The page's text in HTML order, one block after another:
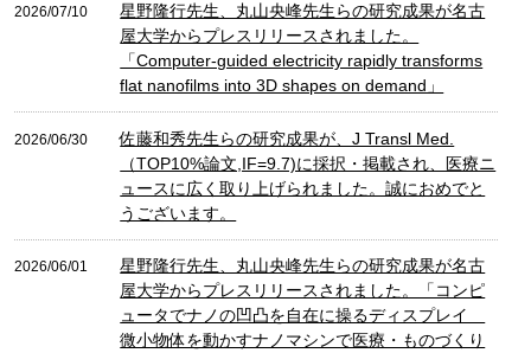
2026/07/10
星野隆行先生、丸山央峰先生らの研究成果が名古
屋大学からプレスリリースされました。
「Computer-guided electricity rapidly transforms
flat nanofilms into 3D shapes on demand」
2026/06/30
佐藤和秀先生らの研究成果が、J Transl Med.
（TOP10%論文,IF=9.7)に採択・掲載され、医療ニ
ュースに広く取り上げられました。誠におめでと
うございます。
2026/06/01
星野隆行先生、丸山央峰先生らの研究成果が名古
屋大学からプレスリリースされました。「コンピ
ュータでナノの凹凸を自在に操るディスプレイ
微小物体を動かすナノマシンで医療・ものづくり